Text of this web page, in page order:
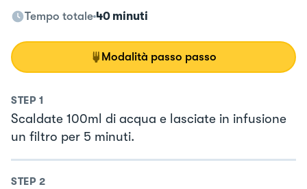
Tempo totale 40 minuti
Modalità passo passo
STEP 1
Scaldate 100ml di acqua e lasciate in infusione
un filtro per 5 minuti.
STEP 2